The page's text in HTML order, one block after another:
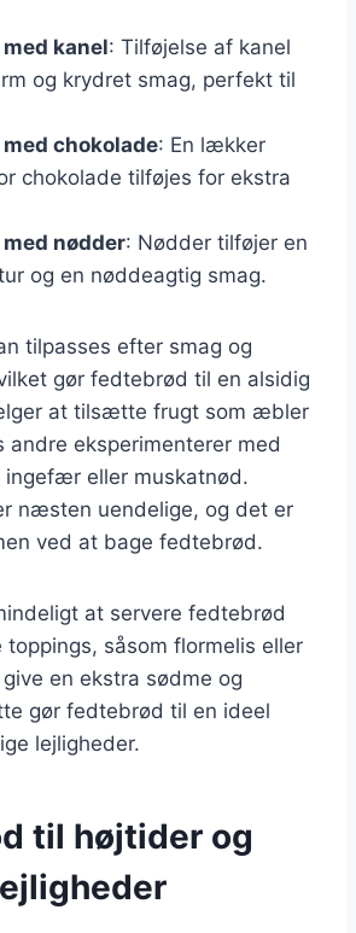
kanel: Tilføjelse af kanel
og krydret smag, perfekt til
chokolade: En lækker
chokolade tilføjes for ekstra
nødder: Nødder tilføjer en
og en nøddeagtig smag.
tilpasses efter smag og
gør fedtebrød til en alsidig
at tilsætte frugt som æbler
eksperimenterer med
ingefær eller muskatnød.
næsten uendelige, og det er
ved at bage fedtebrød.
at servere fedtebrød
toppings, såsom flormelis eller
en ekstra sødme og
gør fedtebrød til en ideel
lejligheder.
til højtider og